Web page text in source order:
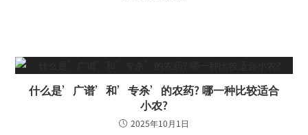
什么是’广谱’和’专杀’的农药? 哪一种比较适合
小农?
2025年10月1日